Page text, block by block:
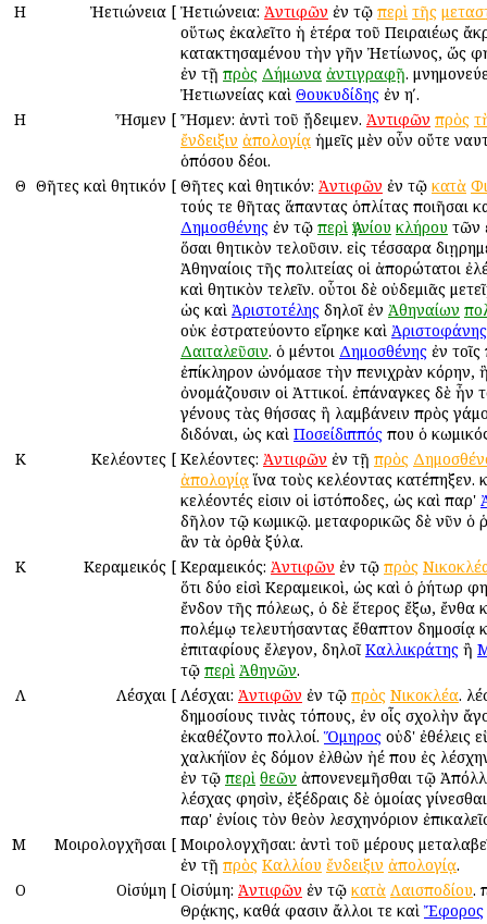
Η
Ἠετιώνεια [ Ἠετιώνεια: Ἀντιφῶν ἐν τῷ περὶ τῆς
οὕτως ἐκαλεῖτο ἡ ἑτέρα τοῦ Πειραιέως
κατακτησαμένου τὴν γῆν Ἠετίωνος, ὥς
ἐν τῇ πρὸς Δήμωνα ἀντιγραφῇ.
Ἠετιωνείας καὶ Θουκυδίδης ἐν ηʹ.
Η
Ἦσμεν [ Ἦσμεν: ἀντὶ τοῦ ᾔδειμεν. Ἀντιφῶν πρὸς
ἔνδειξιν ἀπολογίᾳ ἡμεῖς μὲν οὖν οὔτε
ὁπόσου δέοι.
Θ Θῆτες καὶ θητικόν [ Θῆτες καὶ θητικόν: Ἀντιφῶν ἐν τῷ κατὰ
τούς τε θῆτας ἅπαντας ὁπλίτας ποιῆσαι
Δημοσθένης ἐν τῷ περὶ Ἁγνίου κλήρου τῶν
ὅσαι θητικὸν τελοῦσιν. εἰς τέσσαρα
Ἀθηναίοις τῆς πολιτείας οἱ ἀπορώτατοι
καὶ θητικὸν τελεῖν. οὗτοι δὲ οὐδεμιᾶς
ὡς καὶ Ἀριστοτέλης δηλοῖ ἐν Ἀθηναίων
οὐκ ἐστρατεύοντο εἴρηκε καὶ Ἀριστοφάνης
Δαιταλεῦσιν. ὁ μέντοι Δημοσθένης ἐν τοῖς
ἐπίκληρον ὠνόμασε τὴν πενιχρὰν κόρην,
ὀνομάζουσιν οἱ Ἀττικοί. ἐπάναγκες δὲ ἦν
γένους τὰς θήσσας ἢ λαμβάνειν πρὸς
διδόναι, ὡς καὶ Ποσείδιππός που ὁ
Κ
Κελέοντες [ Κελέοντες: Ἀντιφῶν ἐν τῇ πρὸς
ἀπολογίᾳἵνα τοὺς κελέοντας κατέπηξεν.
κελέοντές εἰσιν οἱ ἱστόποδες, ὡς καὶ παρ'
δῆλον τῷ κωμικῷ. μεταφορικῶς δὲ νῦν ὁ
ἂν τὰ ὀρθὰ ξύλα.
Κ
Κεραμεικός [ Κεραμεικός: Ἀντιφῶν ἐν τῷ πρὸς
ὅτι δύο εἰσὶ Κεραμεικοὶ, ὡς καὶ ὁ ῥήτωρ
ἔνδον τῆς πόλεως, ὁ δὲ ἕτερος ἔξω, ἔνθα
πολέμῳ τελευτήσαντας ἔθαπτον δημοσίᾳ
ἐπιταφίους ἔλεγον, δηλοῖ Καλλικράτης ἢ
τῷ περὶ Ἀθηνῶν.
Λ
Λέσχαι [ Λέσχαι: Ἀντιφῶν ἐν τῷ πρὸς Νικοκλέα.
δημοσίους τινὰς τόπους, ἐν οἷς σχολὴν
ἐκαθέζοντο πολλοί. Ὅμηρος οὐδ' ἐθέλεις
χαλκήϊον ἐς δόμον ἐλθὼν ἠέ που ἐς
ἐν τῷ περὶ θεῶν ἀπονενεμῆσθαι τῷ
λέσχας φησὶν, ἐξέδραις δὲ ὁμοίας
παρ' ἐνίοις τὸν θεὸν λεσχηνόριον
Μ
Μοιρολογχῆσαι [ Μοιρολογχῆσαι: ἀντὶ τοῦ μέρους
ἐν τῇ πρὸς Καλλίου ἔνδειξιν ἀπολογίᾳ.
Ο
Οἰσύμη [ Οἰσύμη: Ἀντιφῶν ἐν τῷ κατὰ Λαισποδίου.
Θρᾴκης, καθά φασιν ἄλλοι τε καὶ Ἔφορος